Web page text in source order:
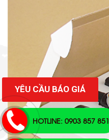
YÊU CẦU BÁO GIÁ
HOTLINE: 0903 857 851